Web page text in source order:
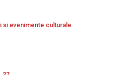
si evenimente culturale